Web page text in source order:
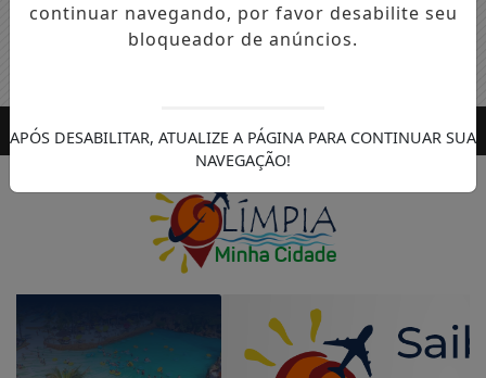
Entrar
continuar navegando, por favor desabilite seu
bloqueador de anúncios.
APÓS DESABILITAR, ATUALIZE A PÁGINA PARA CONTINUAR SUA
NAVEGAÇÃO!